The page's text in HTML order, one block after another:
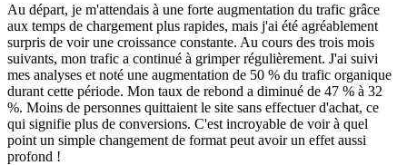
Au départ, je m'attendais à une forte augmentation du trafic grâce
aux temps de chargement plus rapides, mais j'ai été agréablement
surpris de voir une croissance constante. Au cours des trois mois
suivants, mon trafic a continué à grimper régulièrement. J'ai suivi
mes analyses et noté une augmentation de 50 % du trafic organique
durant cette période. Mon taux de rebond a diminué de 47 % à 32
%. Moins de personnes quittaient le site sans effectuer d'achat, ce
qui signifie plus de conversions. C'est incroyable de voir à quel
point un simple changement de format peut avoir un effet aussi
profond !